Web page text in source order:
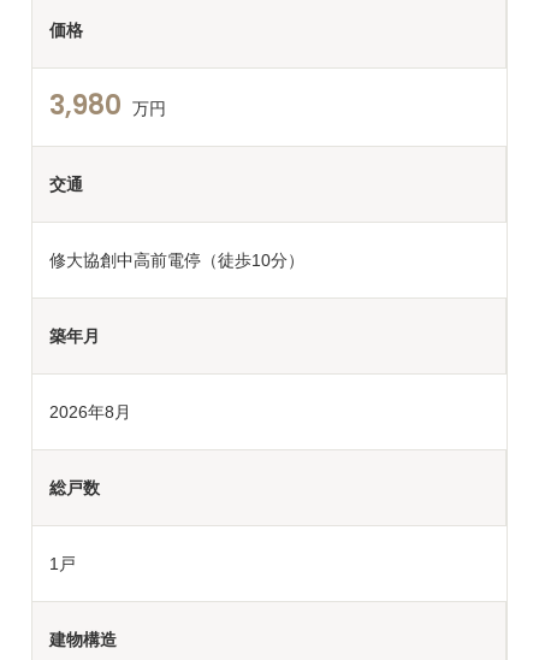
価格
3,980 万円
交通
修大協創中高前電停（徒歩10分）
築年月
2026年8月
総戸数
1戸
建物構造